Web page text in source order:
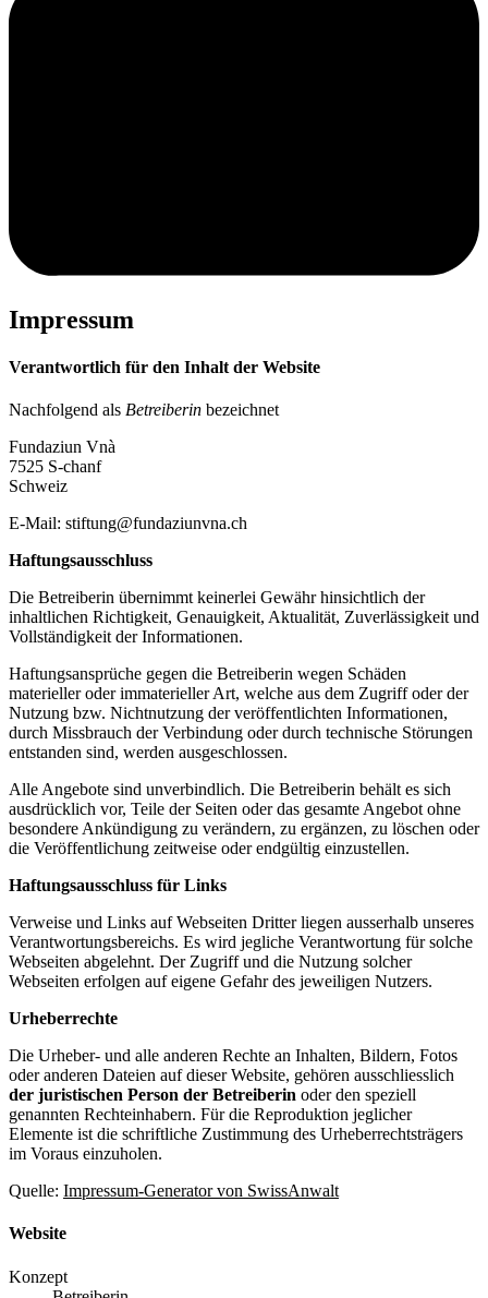
Impressum
Verantwortlich für den Inhalt der Website
Nachfolgend als Betreiberin bezeichnet
Fundaziun Vnà
7525 S-chanf
Schweiz
E-Mail: stiftung@fundaziunvna.ch
Haftungsausschluss
Die Betreiberin übernimmt keinerlei Gewähr hinsichtlich der
inhaltlichen Richtigkeit, Genauigkeit, Aktualität, Zuverlässigkeit und
Vollständigkeit der Informationen.
Haftungsansprüche gegen die Betreiberin wegen Schäden
materieller oder immaterieller Art, welche aus dem Zugriff oder der
Nutzung bzw. Nichtnutzung der veröffentlichten Informationen,
durch Missbrauch der Verbindung oder durch technische Störungen
entstanden sind, werden ausgeschlossen.
Alle Angebote sind unverbindlich. Die Betreiberin behält es sich
ausdrücklich vor, Teile der Seiten oder das gesamte Angebot ohne
besondere Ankündigung zu verändern, zu ergänzen, zu löschen oder
die Veröffentlichung zeitweise oder endgültig einzustellen.
Haftungsausschluss für Links
Verweise und Links auf Webseiten Dritter liegen ausserhalb unseres
Verantwortungsbereichs. Es wird jegliche Verantwortung für solche
Webseiten abgelehnt. Der Zugriff und die Nutzung solcher
Webseiten erfolgen auf eigene Gefahr des jeweiligen Nutzers.
Urheberrechte
Die Urheber- und alle anderen Rechte an Inhalten, Bildern, Fotos
oder anderen Dateien auf dieser Website, gehören ausschliesslich
der juristischen Person der Betreiberin oder den speziell
genannten Rechteinhabern. Für die Reproduktion jeglicher
Elemente ist die schriftliche Zustimmung des Urheberrechtsträgers
im Voraus einzuholen.
Quelle: Impressum-Generator von SwissAnwalt
Website
Konzept